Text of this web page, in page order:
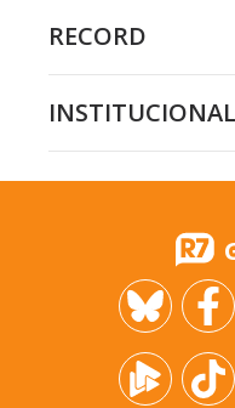
RECORD
INSTITUCIONAL